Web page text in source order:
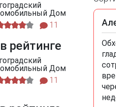
Дом
11
рейтинге
Дом
11